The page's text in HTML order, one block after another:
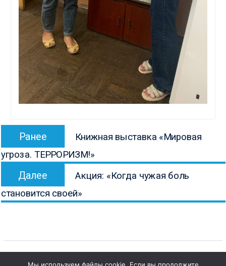
Навигация
записям
Ранее
запись:
Книжная выставка «Мировая
угроза. ТЕРРОРИЗМ!»
Далее
запись:
Акция: «Когда чужая боль
становится своей»